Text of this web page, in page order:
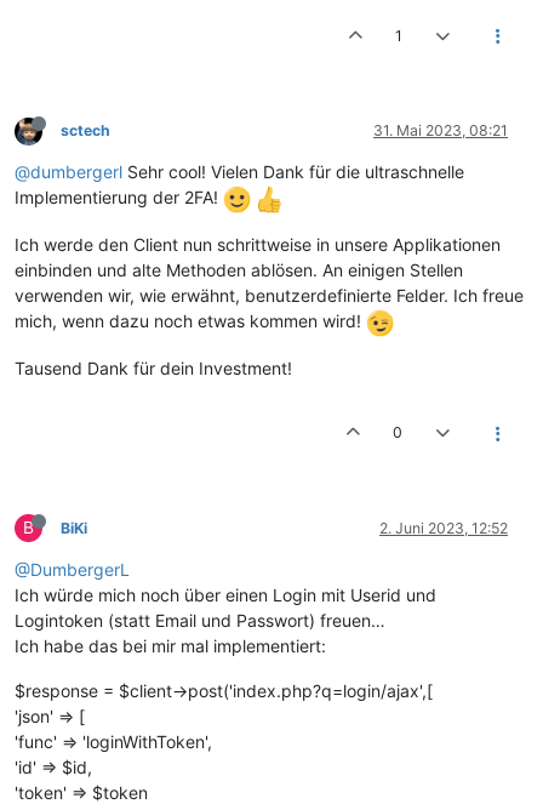
1
sctech 31. Mai 2023, 08:21
@dumbergerl Sehr cool! Vielen Dank für die ultraschnelle
Implementierung der 2FA!
Ich werde den Client nun schrittweise in unsere Applikationen
einbinden und alte Methoden ablösen. An einigen Stellen
verwenden wir, wie erwähnt, benutzerdefinierte Felder. Ich freue
mich, wenn dazu noch etwas kommen wird!
Tausend Dank für dein Investment!
0
B BiKi 2. Juni 2023, 12:52
@DumbergerL
Ich würde mich noch über einen Login mit Userid und
Logintoken (statt Email und Passwort) freuen…
Ich habe das bei mir mal implementiert:
$response = $client->post('index.php?q=login/ajax',[
'json' => [
'func' => 'loginWithToken',
'id' => $id,
'token' => $token